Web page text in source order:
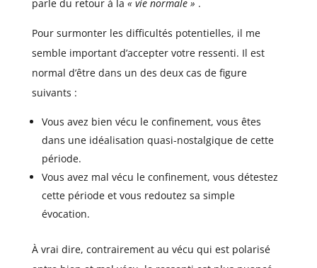
parle du retour à la « vie normale » .
Pour surmonter les difficultés potentielles, il me
semble important d’accepter votre ressenti. Il est
normal d’être dans un des deux cas de figure
suivants :
Vous avez bien vécu le confinement, vous êtes
dans une idéalisation quasi-nostalgique de cette
période.
Vous avez mal vécu le confinement, vous détestez
cette période et vous redoutez sa simple
évocation.
À vrai dire, contrairement au vécu qui est polarisé